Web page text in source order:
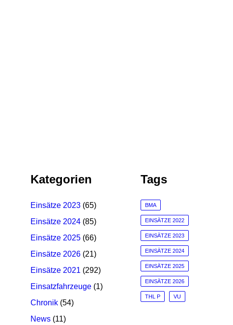
Kategorien
Einsätze 2023 (65)
Einsätze 2024 (85)
Einsätze 2025 (66)
Einsätze 2026 (21)
Einsätze 2021 (292)
Einsatzfahrzeuge (1)
Chronik (54)
News (11)
Tags
BMA
EINSÄTZE 2022
EINSÄTZE 2023
EINSÄTZE 2024
EINSÄTZE 2025
EINSÄTZE 2026
THL P VU